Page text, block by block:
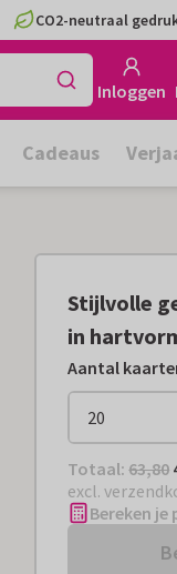
CO2-neutraal
Inloggen
Cadeaus
Stijlvolle
in
Aantal
Totaal: € 49,40
Totaal: 63,80
excl.
Bereken je